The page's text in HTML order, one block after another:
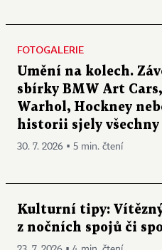
FOTOGALERIE
Umění na kolech.
sbírky BMW Art
Warhol, Hockney
historii sjely
30. 7. 2026 ▪ 5 min. čtení
Kulturní tipy:
z nočních spojů či